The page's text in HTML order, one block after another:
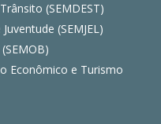
(SEMDEST)
(SEMJEL)
Econômico e Turismo